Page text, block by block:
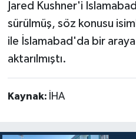
Jared Kushner'i
sürülmüş, söz konusu
ile İslamabad'da bir
aktarılmıştı.
Kaynak: İHA